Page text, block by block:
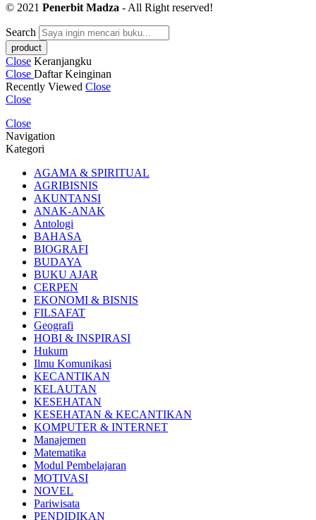
© 2021 Penerbit Madza - All Right reserved!
Search
Close Keranjangku
Close Daftar Keinginan
Recently Viewed Close
Close
Close
Navigation
Kategori
AGAMA & SPIRITUAL
AGRIBISNIS
AKUNTANSI
ANAK-ANAK
Antologi
BAHASA
BIOGRAFI
BUDAYA
BUKU AJAR
CERPEN
EKONOMI & BISNIS
FILSAFAT
Geografi
HOBI & INSPIRASI
Hukum
Ilmu Komunikasi
KECANTIKAN
KELAUTAN
KESEHATAN
KESEHATAN & KECANTIKAN
KOMPUTER & INTERNET
Manajemen
Matematika
Modul Pembelajaran
MOTIVASI
NOVEL
Pariwisata
PENDIDIKAN